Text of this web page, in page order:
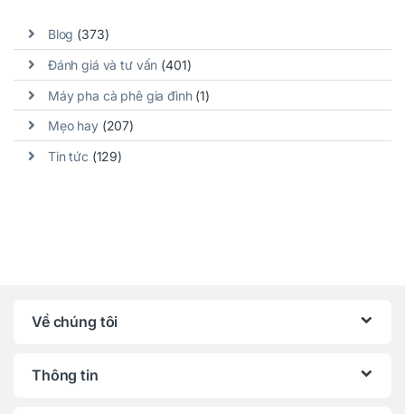
Blog (373)
Đánh giá và tư vấn (401)
Máy pha cà phê gia đình(1)
Mẹo hay(207)
Tin tức (129)
Về chúng tôi
Thông tin